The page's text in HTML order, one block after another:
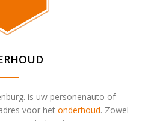
is uw personenauto of
voor het onderhoud. Zowel